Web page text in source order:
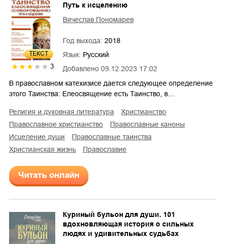
ТЕКСТ
3 Добавлено 09.12.2023 17:02
Путь к исцелению
Вячеслав Пономарев
Год выхода: 2018
Язык: Русский
В православном катехизисе дается следующее определение
этого Таинства: Елеосвящение есть Таинство, в…
религия и духовная литература
христианство
православное христианство
православные каноны
исцеление души
православные таинства
христианская жизнь
православие
Читать онлайн
Куриный бульон для души. 101
вдохновляющая история о сильных
людях и удивительных судьбах